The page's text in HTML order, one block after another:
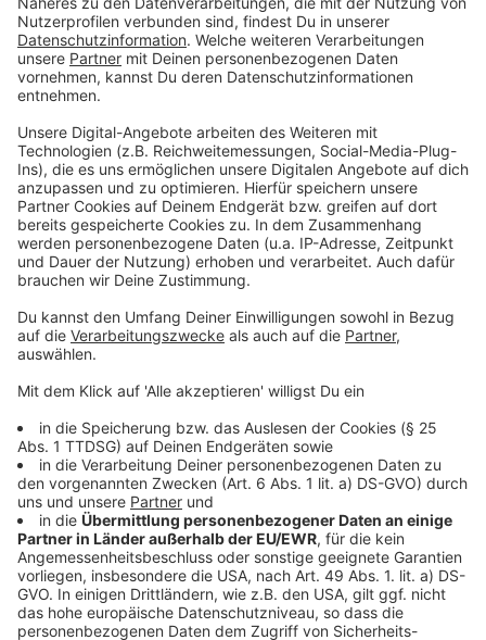
Anzeige
Weitere Infos und Links zum Thema:
Anzeige
Unsere bisherige Berichterstattung
Fragen & Antworten zu Abriss & Neubau
Müll-Detektive in Flingern erfolgreich
Anzeige
Anzeige
Livestream|Instagram|Facebook|WhatsApp-Kanal
Anzeige